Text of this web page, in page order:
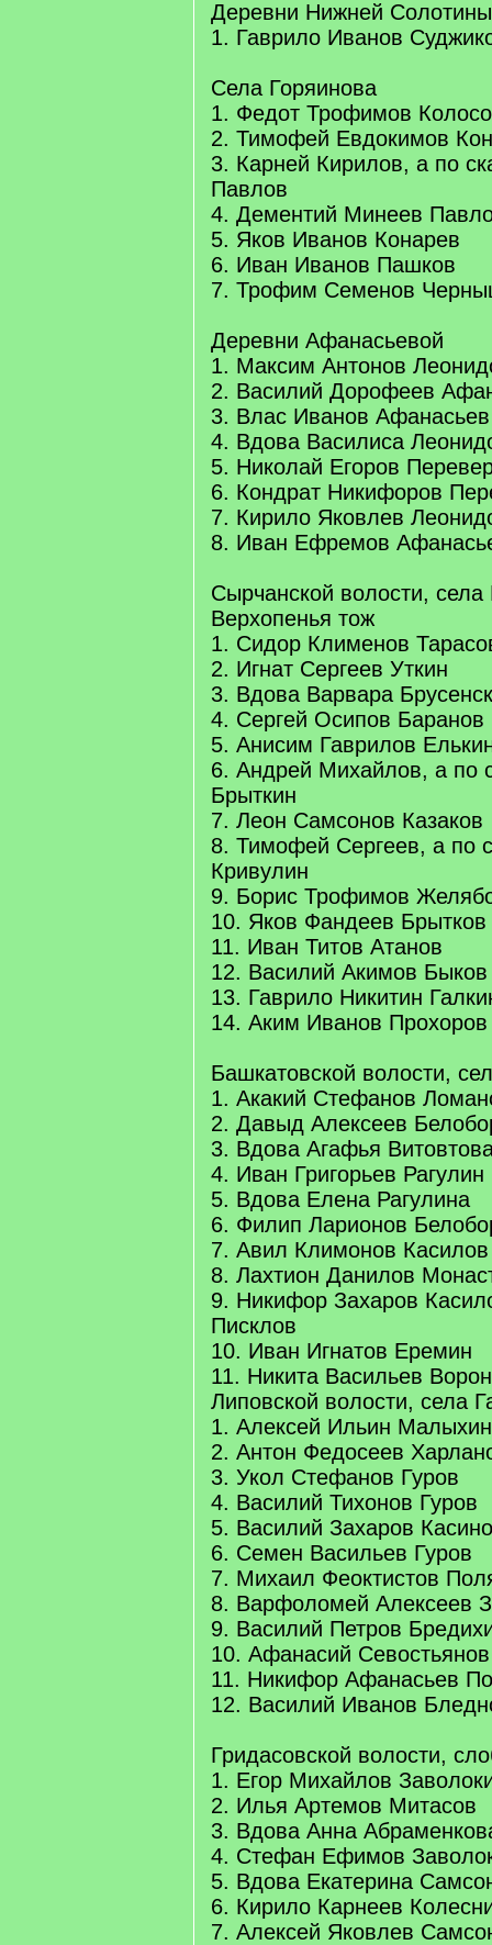
Деревни Нижней Солотины
1. Гаврило Иванов
Села Горяинова
1. Федот Трофимов
2. Тимофей Евдокимов
3. Карней Кирилов, а по
Павлов
4. Дементий Минеев
5. Яков Иванов Конарев
6. Иван Иванов Пашков
7. Трофим Семенов
Деревни Афанасьевой
1. Максим Антонов
2. Василий Дорофеев
3. Влас Иванов Афанасьев
4. Вдова Василиса
5. Николай Егоров
6. Кондрат Никифоров
7. Кирило Яковлев
8. Иван Ефремов
Сырчанской волости, села
Верхопенья тож
1. Сидор Клименов
2. Игнат Сергеев Уткин
3. Вдова Варвара
4. Сергей Осипов Баранов
5. Анисим Гаврилов
6. Андрей Михайлов, а по
Брыткин
7. Леон Самсонов Казаков
8. Тимофей Сергеев, а по
Кривулин
9. Борис Трофимов
10. Яков Фандеев Брытков
11. Иван Титов Атанов
12. Василий Акимов Быков
13. Гаврило Никитин
14. Аким Иванов Прохоров
Башкатовской волости,
1. Акакий Стефанов
2. Давыд Алексеев
3. Вдова Агафья
4. Иван Григорьев Рагулин
5. Вдова Елена Рагулина
6. Филип Ларионов
7. Авил Климонов Касилов
8. Лахтион Данилов
9. Никифор Захаров
Писклов
10. Иван Игнатов Еремин
11. Никита Васильев
Липовской волости, села
1. Алексей Ильин Малыхин
2. Антон Федосеев
3. Укол Стефанов Гуров
4. Василий Тихонов Гуров
5. Василий Захаров
6. Семен Васильев Гуров
7. Михаил Феоктистов
8. Варфоломей Алексеев
9. Василий Петров
10. Афанасий
11. Никифор Афанасьев
12. Василий Иванов
Гридасовской волости,
1. Егор Михайлов
2. Илья Артемов Митасов
3. Вдова Анна
4. Стефан Ефимов
5. Вдова Екатерина
6. Кирило Карнеев
7. Алексей Яковлев